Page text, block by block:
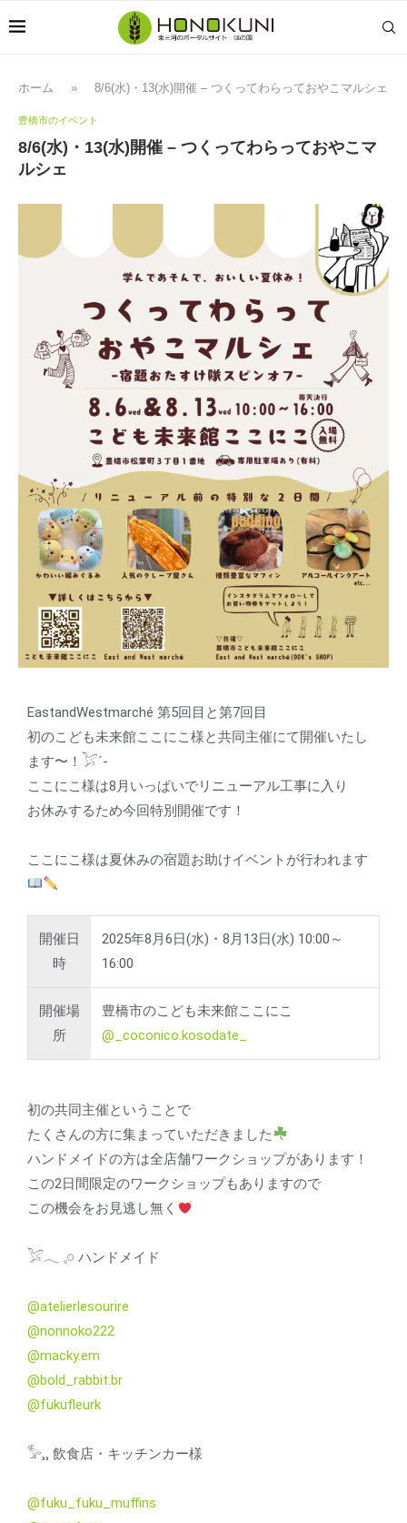
ホーム » 8/6(水)・13(水)開催 – つくってわらっておやこマルシェ
豊橋市のイベント
8/6(水)・13(水)開催 – つくってわらっておやこマ
ルシェ
EastandWestmarché 第5回目と第7回目
初のこども未来館ここにこ様と共同主催にて開催いたし
ます〜！𓅯´-
ここにこ様は8月いっぱいでリニューアル工事に入り
お休みするため今回特別開催です！
ここにこ様は夏休みの宿題お助けイベントが行われます
開催日
時
2025年8月6日(水)・8月13日(水) 10:00～
16:00
開催場
所
豊橋市のこども未来館ここにこ
@_coconico.kosodate_
初の共同主催ということで
たくさんの方に集まっていただきました
ハンドメイドの方は全店舗ワークショップがあります！
この2日間限定のワークショップもありますので
この機会をお見逃し無く
𓅯𓂃 𓈒𓏸 ハンドメイド
@atelierlesourire
@nonnoko222
@macky.em
@bold_rabbit.br
@fukufleurk
𓅞⸒⸒ 飲食店・キッチンカー様
@fuku_fuku_muffins